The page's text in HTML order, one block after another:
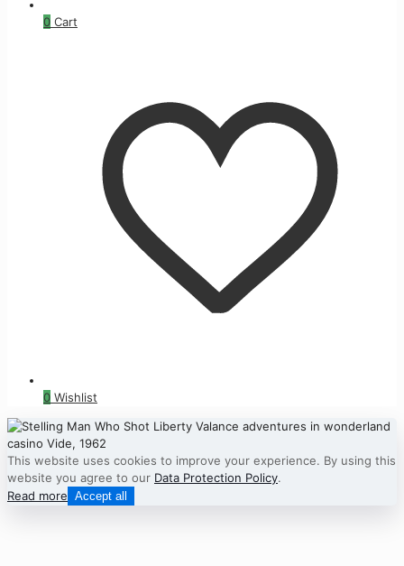
0 Cart
0 Wishlist
This website uses cookies to improve your experience. By using this
website you agree to our Data Protection Policy.
Read more Accept all